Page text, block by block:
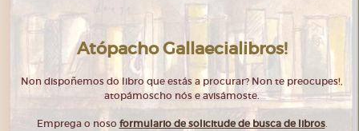
Atópacho Gallaecialibros!
Non dispoñemos do libro que estás a procurar? Non te preocupes!,
atopámoscho nós e avisámoste.
Emprega o noso formulario de solicitude de busca de libros.